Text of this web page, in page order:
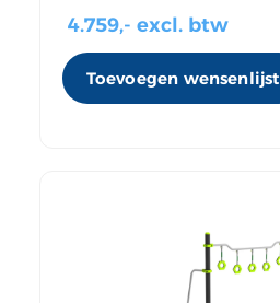
4.759,- excl. btw
Toevoegen wensenlijst